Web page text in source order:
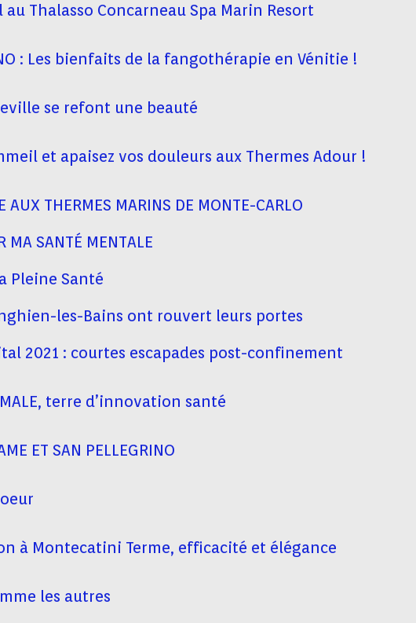
au Thalasso Concarneau Spa Marin Resort
: Les bienfaits de la fangothérapie en Vénitie !
se refont une beauté
et apaisez vos douleurs aux Thermes Adour !
AUX THERMES MARINS DE MONTE-CARLO
MA SANTÉ MENTALE
Pleine Santé
les-Bains ont rouvert leurs portes
2021 : courtes escapades post-confinement
terre d’innovation santé
ET SAN PELLEGRINO
à Montecatini Terme, efficacité et élégance
les autres